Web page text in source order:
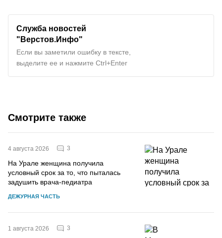
Служба новостей
"Верстов.Инфо"
Если вы заметили ошибку в тексте,
выделите ее и нажмите Ctrl+Enter
Смотрите также
4 августа 2026 3
На Урале женщина получила
условный срок за то, что пыталась
задушить врача-педиатра
ДЕЖУРНАЯ ЧАСТЬ
1 августа 2026 3